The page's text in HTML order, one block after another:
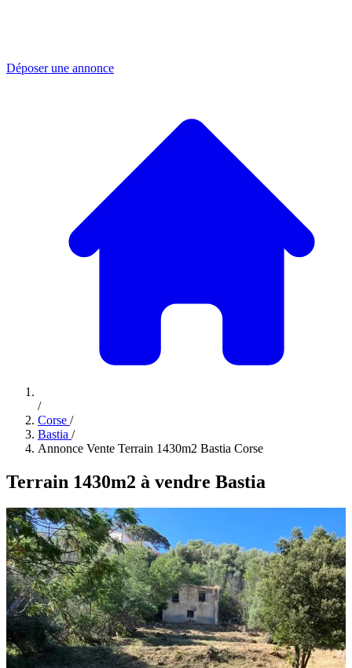
Déposer une annonce
/
Corse /
Bastia /
Annonce Vente Terrain 1430m2 Bastia Corse
Terrain 1430m2 à vendre Bastia